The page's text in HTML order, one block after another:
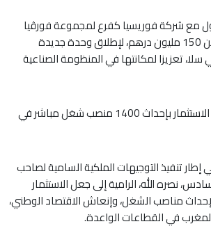
مع شركة فوريسيا كفرع لمجموعة فورڤيا
FORVIA استثمار أزيد من 150 مليون درهم، لإطلاق وحدة جديدة
تعزيزا لمكانتها في المنظومة الصناعية
ويرتقب أن يسمح هذا الاستثمار بإحداث 1400 منصب شغل مباشر في
تنفيذ التوجيهات الملكية السامية لصاحب
نصره الله، الرامية إلى جعل الاستثمار
مناصب الشغل، وإنعاش الاقتصاد الوطني،
في القطاعات الواعدة.